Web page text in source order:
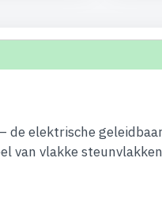
elektrische
vlakke